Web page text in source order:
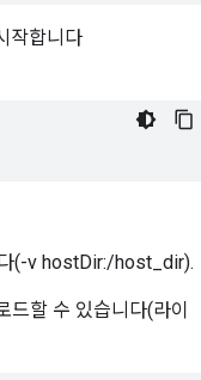
작합니다
(-v hostDir:/host_dir).
할 수 있습니다(라이